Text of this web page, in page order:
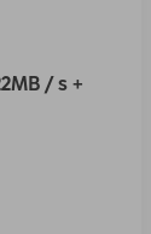
/ s +